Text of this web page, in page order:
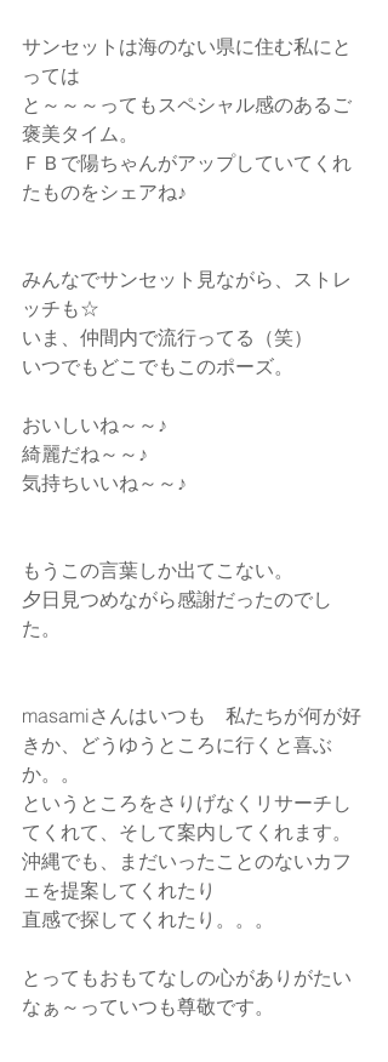
サンセットは海のない県に住む私にと
っては
と～～～ってもスペシャル感のあるご
褒美タイム。
ＦＢで陽ちゃんがアップしていてくれ
たものをシェアね♪
みんなでサンセット見ながら、ストレ
ッチも☆
いま、仲間内で流行ってる（笑）
いつでもどこでもこのポーズ。
おいしいね～～♪
綺麗だね～～♪
気持ちいいね～～♪
もうこの言葉しか出てこない。
夕日見つめながら感謝だったのでし
た。
masamiさんはいつも　私たちが何が好
きか、どうゆうところに行くと喜ぶ
か。。
というところをさりげなくリサーチし
てくれて、そして案内してくれます。
沖縄でも、まだいったことのないカフ
ェを提案してくれたり
直感で探してくれたり。。。
とってもおもてなしの心がありがたい
なぁ～っていつも尊敬です。